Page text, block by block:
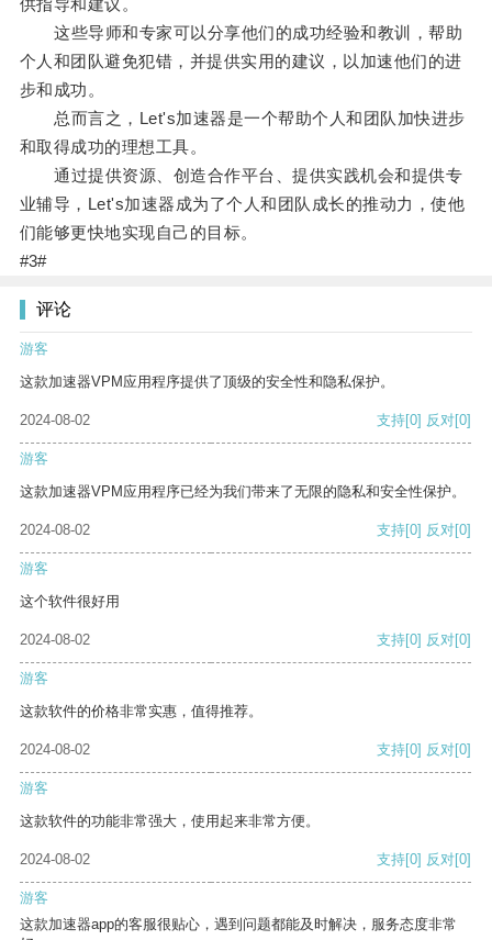
供指导和建议。
这些导师和专家可以分享他们的成功经验和教训，帮助
个人和团队避免犯错，并提供实用的建议，以加速他们的进
步和成功。
总而言之，Let's加速器是一个帮助个人和团队加快进步
和取得成功的理想工具。
通过提供资源、创造合作平台、提供实践机会和提供专
业辅导，Let's加速器成为了个人和团队成长的推动力，使他
们能够更快地实现自己的目标。
#3#
评论
游客
这款加速器VPM应用程序提供了顶级的安全性和隐私保护。
2024-08-02 支持[0] 反对[0]
游客
这款加速器VPM应用程序已经为我们带来了无限的隐私和安全性保护。
2024-08-02 支持[0] 反对[0]
游客
这个软件很好用
2024-08-02 支持[0] 反对[0]
游客
这款软件的价格非常实惠，值得推荐。
2024-08-02 支持[0] 反对[0]
游客
这款软件的功能非常强大，使用起来非常方便。
2024-08-02 支持[0] 反对[0]
游客
这款加速器app的客服很贴心，遇到问题都能及时解决，服务态度非常